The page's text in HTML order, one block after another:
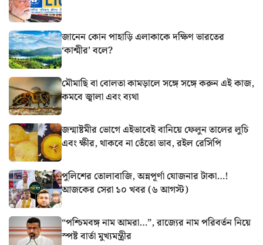
জানেন কোন পাহাড়ি এলাকাকে দক্ষিণ ভারতের
‘কাশ্মীর’ বলে?
মৌমাছি বা বোলতা কামড়ালে সঙ্গে সঙ্গে করুন এই কাজ,
কমবে জ্বালা এবং ব্যথা
জন্মাষ্টমীর ভোগে এইভাবেই বানিয়ে ফেলুন তালের লুচি
এবং ক্ষীর, থাকবে না তেঁতো ভাব, রইল রেসিপি
পুলিশের তোলাবাজি, অন্নপূর্ণা যোজনার টাকা…!
আজকের সেরা ১০ খবর (৬ আগস্ট)
“পশ্চিমবঙ্গ নাম আমরা…”, রাজ্যের নাম পরিবর্তন নিয়ে
স্পষ্ট বার্তা মুখ্যমন্ত্রীর